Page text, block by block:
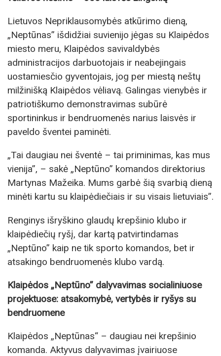
Lietuvos Nepriklausomybės atkūrimo dieną,
„Neptūnas” išdidžiai suvienijo jėgas su Klaipėdos
miesto meru, Klaipėdos savivaldybės
administracijos darbuotojais ir neabejingais
uostamiesčio gyventojais, jog per miestą neštų
milžinišką Klaipėdos vėliavą. Galingas vienybės ir
patriotiškumo demonstravimas subūrė
sportininkus ir bendruomenės narius laisvės ir
paveldo šventei paminėti.
„Tai daugiau nei šventė – tai priminimas, kas mus
vienija”, – sakė „Neptūno” komandos direktorius
Martynas Mažeika. Mums garbė šią svarbią dieną
minėti kartu su klaipėdiečiais ir su visais lietuviais”.
Renginys išryškino glaudų krepšinio klubo ir
klaipėdiečių ryšį, dar kartą patvirtindamas
„Neptūno” kaip ne tik sporto komandos, bet ir
atsakingo bendruomenės klubo vardą.
Klaipėdos „Neptūno” dalyvavimas socialiniuose
projektuose: atsakomybė, vertybės ir ryšys su
bendruomene
Klaipėdos „Neptūnas“ – daugiau nei krepšinio
komanda. Aktyvus dalyvavimas įvairiuose